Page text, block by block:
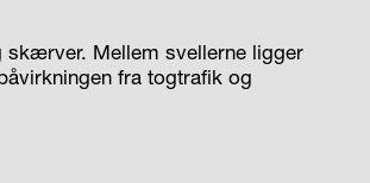
skærver. Mellem svellerne ligger
fra togtrafik og